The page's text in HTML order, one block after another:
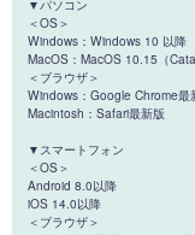
▼パソコン
＜OS＞
Windows：Windows 10 以降
MacOS：MacOS 10.15（
＜ブラウザ＞
Windows：Google Chrome最
Macintosh：Safari最新版
▼スマートフォン
＜OS＞
Android 8.0以降
iOS 14.0以降
＜ブラウザ＞